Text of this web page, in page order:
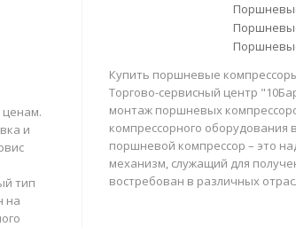
ценам.
и
тип
на
Купить поршневые
Торгово-сервисный центр
монтаж поршневых
компрессорного оборудования
поршневой компрессор – это
механизм, служащий для
востребован в различных